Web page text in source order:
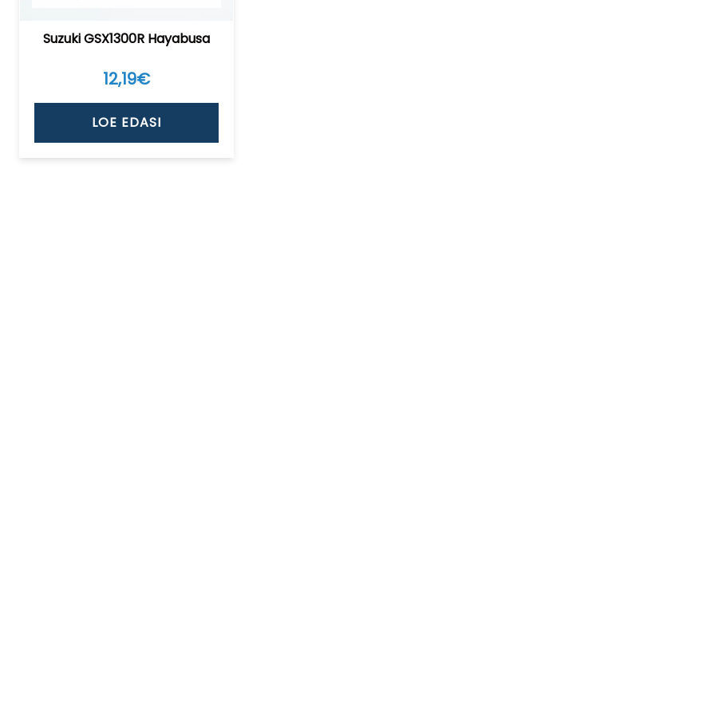
Suzuki GSX1300R Hayabusa
12,19€
LOE EDASI